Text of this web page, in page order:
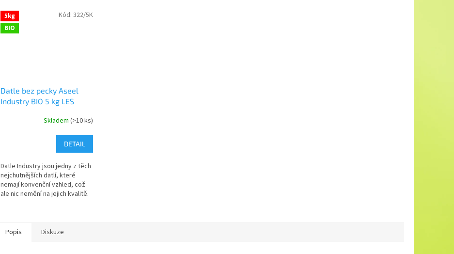
5kg
BIO
Datle bez pecky Aseel
Industry BIO 5 kg LES
Skladem (>10 ks)
DETAIL
Datle Industry jsou jedny z těch
nejchutnějších datlí, které
nemají konvenční vzhled, což
ale nic nemění na jejich kvalitě.
Kód: 322/5K
Popis Diskuze